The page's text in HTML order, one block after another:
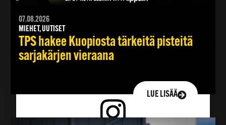
07.08.2026
MIEHET, UUTISET
TPS hakee Kuopiosta tärkeitä pisteitä
sarjakärjen vieraana
LUE LISÄÄ